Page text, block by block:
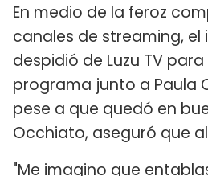
En medio de la feroz
canales de streaming, el
despidió de Luzu TV
programa junto a Paula
pese a que quedó en
Occhiato, aseguró que
"Me imagino que